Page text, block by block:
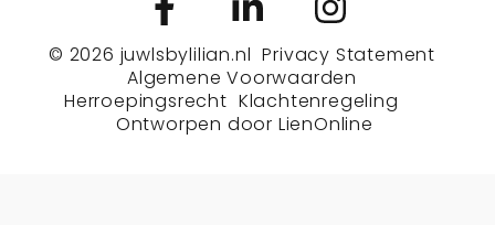
© 2026 juwlsbylilian.nl Privacy Statement
Algemene Voorwaarden
Herroepingsrecht Klachtenregeling
Ontworpen door LienOnline